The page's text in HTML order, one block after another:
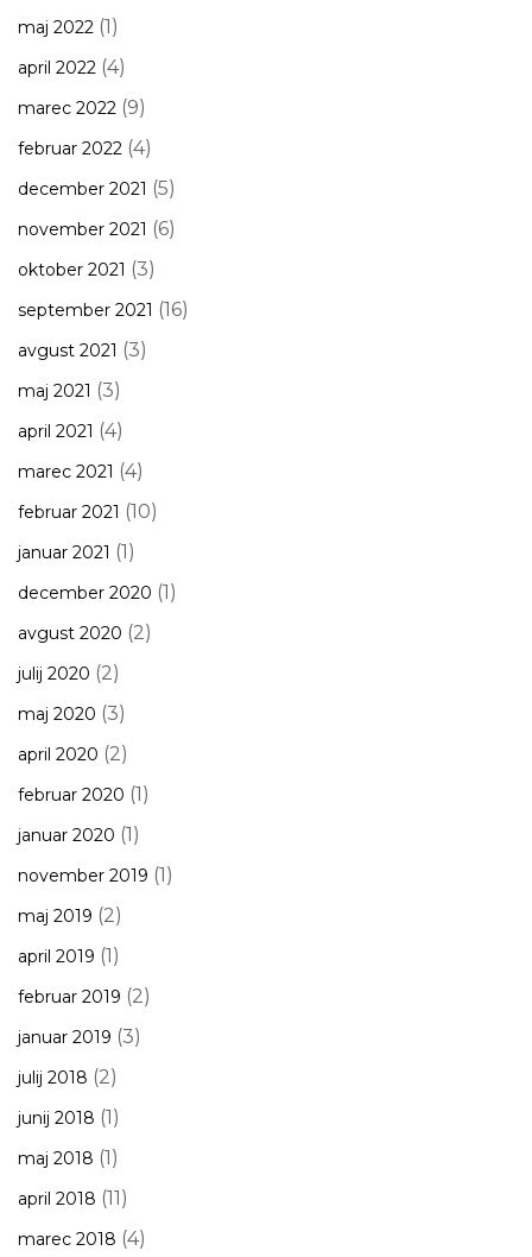
maj 2022 (1)
april 2022 (4)
marec 2022 (9)
februar 2022 (4)
december 2021 (5)
november 2021 (6)
oktober 2021 (3)
september 2021 (16)
avgust 2021 (3)
maj 2021 (3)
april 2021 (4)
marec 2021 (4)
februar 2021 (10)
januar 2021 (1)
december 2020 (1)
avgust 2020 (2)
julij 2020 (2)
maj 2020 (3)
april 2020 (2)
februar 2020 (1)
januar 2020 (1)
november 2019 (1)
maj 2019 (2)
april 2019 (1)
februar 2019 (2)
januar 2019 (3)
julij 2018 (2)
junij 2018 (1)
maj 2018 (1)
april 2018 (11)
marec 2018 (4)